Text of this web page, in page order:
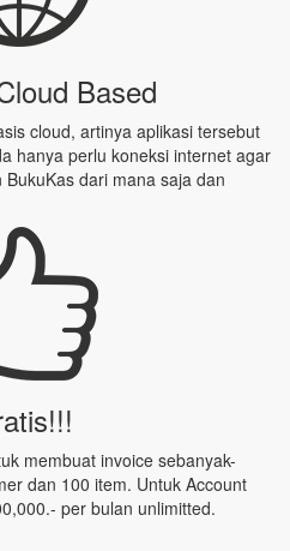
Based
cloud, artinya aplikasi tersebut
hanya perlu koneksi internet agar
dari mana saja dan
membuat invoice sebanyak-
dan 100 item. Untuk Account
per bulan unlimitted.